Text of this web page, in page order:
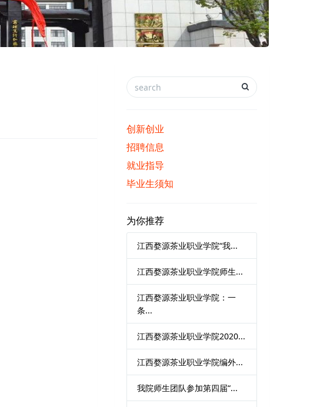
创新创业
招聘信息
就业指导
毕业生须知
为你推荐
江西婺源茶业职业学院“我...
江西婺源茶业职业学院师生...
江西婺源茶业职业学院：一
条...
江西婺源茶业职业学院2020...
江西婺源茶业职业学院编外...
我院师生团队参加第四届“...